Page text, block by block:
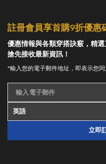
註冊會員享首購9折優惠
優惠情報與各類穿搭訣竅，精選
搶先接收最新資訊！
*輸入您的電子郵件地址，即表示您同
輸入電子郵件
立即